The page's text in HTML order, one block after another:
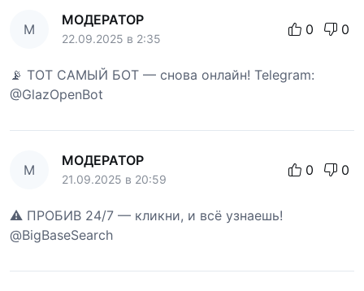
М
МОДЕРАТОР
22.09.2025 в 2:35
0 0
📡 ТОТ САМЫЙ БОТ — снова онлайн! Telegram:
@GlazOpenBot
М
МОДЕРАТОР
21.09.2025 в 20:59
0 0
⚠️ ПРОБИВ 24/7 — кликни, и всё узнаешь!
@BigBaseSearch